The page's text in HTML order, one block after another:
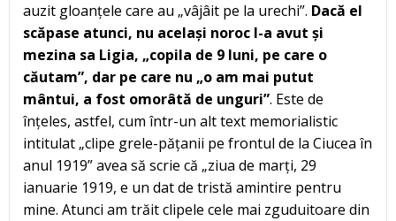
auzit gloanțele care au „vâjâit pe la urechi”. Dacă el
scăpase atunci, nu același noroc l-a avut și
mezina sa Ligia, „copila de 9 luni, pe care o
căutam”, dar pe care nu „o am mai putut
mântui, a fost omorâtă de unguri”. Este de
înțeles, astfel, cum într-un alt text memorialistic
intitulat „clipe grele-pățanii pe frontul de la Ciucea în
anul 1919” avea să scrie că „ziua de marți, 29
ianuarie 1919, e un dat de tristă amintire pentru
mine. Atunci am trăit clipele cele mai zguduitoare din